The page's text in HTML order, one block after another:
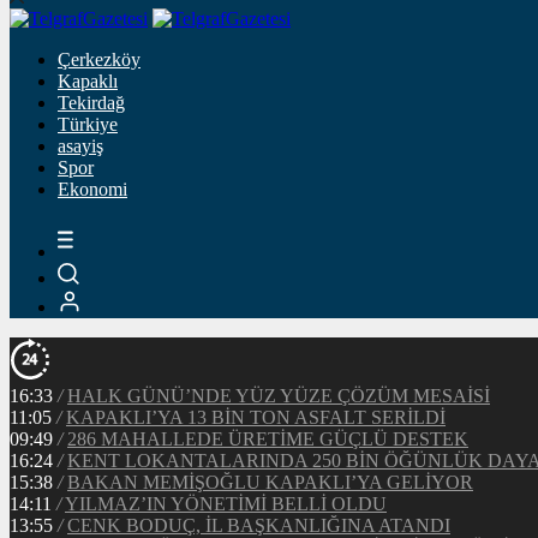
Çerkezköy
Kapaklı
Tekirdağ
Türkiye
asayiş
Spor
Ekonomi
16:33 / HALK GÜNÜ’NDE YÜZ YÜZE ÇÖZÜM MESAİSİ
11:05 / KAPAKLI’YA 13 BİN TON ASFALT SERİLDİ
09:49 / 286 MAHALLEDE ÜRETİME GÜÇLÜ DESTEK
16:24 / KENT LOKANTALARINDA 250 BİN ÖĞÜNLÜK
15:38 / BAKAN MEMİŞOĞLU KAPAKLI’YA GELİYOR
14:11 /YILMAZ’IN YÖNETİMİ BELLİ OLDU
13:55 / CENK BODUÇ, İL BAŞKANLIĞINA ATANDI